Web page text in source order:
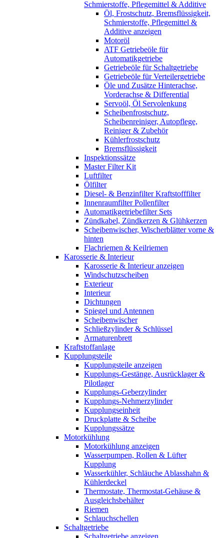
Schmierstoffe, Pflegemittel & Additive
Öl, Frostschutz, Bremsflüssigkeit,
Schmierstoffe, Pflegemittel &
Additive anzeigen
Motoröl
ATF Getriebeöle für
Automatikgetriebe
Getriebeöle für Schaltgetriebe
Getriebeöle für Verteilergetriebe
Öle und Zusätze Hinterachse,
Vorderachse & Differential
Servoöl, Öl Servolenkung
Scheibenfrostschutz,
Scheibenreiniger, Autopflege,
Reiniger & Zubehör
Kühlerfrostschutz
Bremsflüssigkeit
Inspektionssätze
Master Filter Kit
Luftfilter
Ölfilter
Diesel- & Benzinfilter Kraftstofffilter
Innenraumfilter Pollenfilter
Automatikgetriebefilter Sets
Zündkabel, Zündkerzen & Glühkerzen
Scheibenwischer, Wischerblätter vorne &
hinten
Flachriemen & Keilriemen
Karosserie & Interieur
Karosserie & Interieur anzeigen
Windschutzscheiben
Exterieur
Interieur
Dichtungen
Spiegel und Antennen
Scheibenwischer
Schließzylinder & Schlüssel
Armaturenbrett
Kraftstoffanlage
Kupplungsteile
Kupplungsteile anzeigen
Kupplungs-Gestänge, Ausrücklager &
Pilotlager
Kupplungs-Geberzylinder
Kupplungs-Nehmerzylinder
Kupplungseinheit
Druckplatte & Scheibe
Kupplungssätze
Motorkühlung
Motorkühlung anzeigen
Wasserpumpen, Rollen & Lüfter
Kupplung
Wasserkühler, Schläuche Ablasshahn &
Kühlerdeckel
Thermostate, Thermostat-Gehäuse &
Ausgleichsbehälter
Riemen
Schlauchschellen
Schaltgetriebe